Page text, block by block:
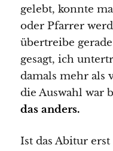
gelebt, konnte
oder Pfarrer
übertreibe
gesagt, ich
damals mehr als
die Auswahl war
das anders.
Ist das Abitur